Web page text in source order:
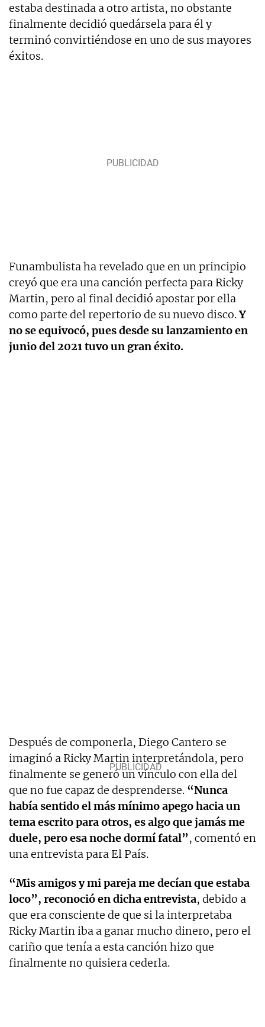
estaba destinada a otro artista, no obstante
finalmente decidió quedársela para él y
terminó convirtiéndose en uno de sus mayores
éxitos.
Funambulista ha revelado que en un principio
creyó que era una canción perfecta para Ricky
Martin, pero al final decidió apostar por ella
como parte del repertorio de su nuevo disco.Y
no se equivocó, pues desde su lanzamiento en
junio del 2021 tuvo un gran éxito.
Después de componerla, Diego Cantero se
imaginó a Ricky Martin interpretándola, pero
finalmente se generó un vínculo con ella del
que no fue capaz de desprenderse. “Nunca
había sentido el más mínimo apego hacia un
tema escrito para otros, es algo que jamás me
duele, pero esa noche dormí fatal”, comentó en
una entrevista para El País.
“Mis amigos y mi pareja me decían que estaba
loco”, reconoció en dicha entrevista, debido a
que era consciente de que si la interpretaba
Ricky Martin iba a ganar mucho dinero, pero el
cariño que tenía a esta canción hizo que
finalmente no quisiera cederla.